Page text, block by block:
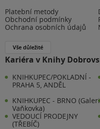
Platební metody
Obchodní podmínky
Ochrana osobních údajů
Vše důležité
Kariéra v Knihy
KNIHKUPEC/POKLADNÍ -
PRAHA 5, ANDĚL
KNIHKUPEC - BRNO
Vaňkovka)
VEDOUCÍ PRODEJNY
(TŘEBÍČ)